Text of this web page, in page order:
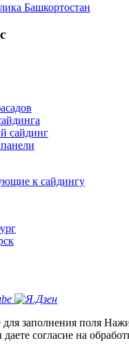
Башкортостан
сайдинг
к сайдингу
для заполнения поля
согласие на